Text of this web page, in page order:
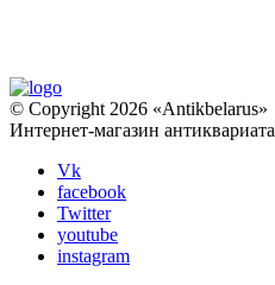
© Copyright 2026 «Antikbelarus»
Интернет-магазин антиквариата
Vk
facebook
Twitter
youtube
instagram